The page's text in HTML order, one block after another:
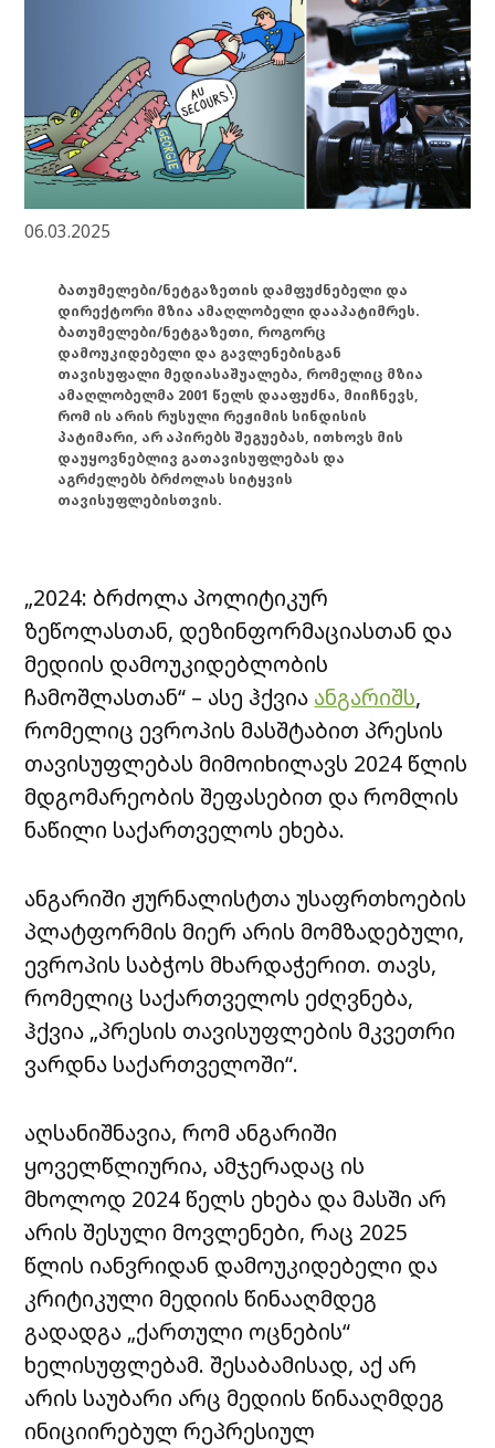
06.03.2025
ბათუმელები/ნეტგაზეთის დამფუძნებელი და
დირექტორი მზია ამაღლობელი დააპატიმრეს.
ბათუმელები/ნეტგაზეთი, როგორც
დამოუკიდებელი და გავლენებისგან
თავისუფალი მედიასაშუალება, რომელიც მზია
ამაღლობელმა 2001 წელს დააფუძნა, მიიჩნევს,
რომ ის არის რუსული რეჟიმის სინდისის
პატიმარი, არ აპირებს შეგუებას, ითხოვს მის
დაუყოვნებლივ გათავისუფლებას და
აგრძელებს ბრძოლას სიტყვის
თავისუფლებისთვის.
„2024: ბრძოლა პოლიტიკურ
ზეწოლასთან, დეზინფორმაციასთან და
მედიის დამოუკიდებლობის
ჩამოშლასთან“ – ასე ჰქვია ანგარიშს,
რომელიც ევროპის მასშტაბით პრესის
თავისუფლებას მიმოიხილავს 2024 წლის
მდგომარეობის შეფასებით და რომლის
ნაწილი საქართველოს ეხება.
ანგარიში ჟურნალისტთა უსაფრთხოების
პლატფორმის მიერ არის მომზადებული,
ევროპის საბჭოს მხარდაჭერით. თავს,
რომელიც საქართველოს ეძღვნება,
ჰქვია „პრესის თავისუფლების მკვეთრი
ვარდნა საქართველოში“.
აღსანიშნავია, რომ ანგარიში
ყოველწლიურია, ამჯერადაც ის
მხოლოდ 2024 წელს ეხება და მასში არ
არის შესული მოვლენები, რაც 2025
წლის იანვრიდან დამოუკიდებელი და
კრიტიკული მედიის წინააღმდეგ
გადადგა „ქართული ოცნების“
ხელისუფლებამ. შესაბამისად, აქ არ
არის საუბარი არც მედიის წინააღმდეგ
ინიციირებულ რეპრესიულ